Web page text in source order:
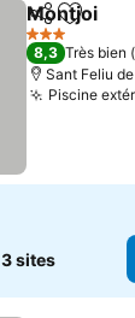
Partager
Montjoi
3 Étoiles
8,3 Très bien
Sant Feliu
Piscine
3 sites